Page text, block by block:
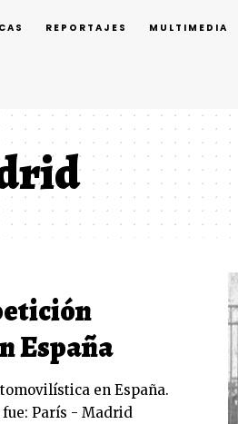
REPORTAJES MULTIMEDIA
España
en España.
fue: París - Madrid